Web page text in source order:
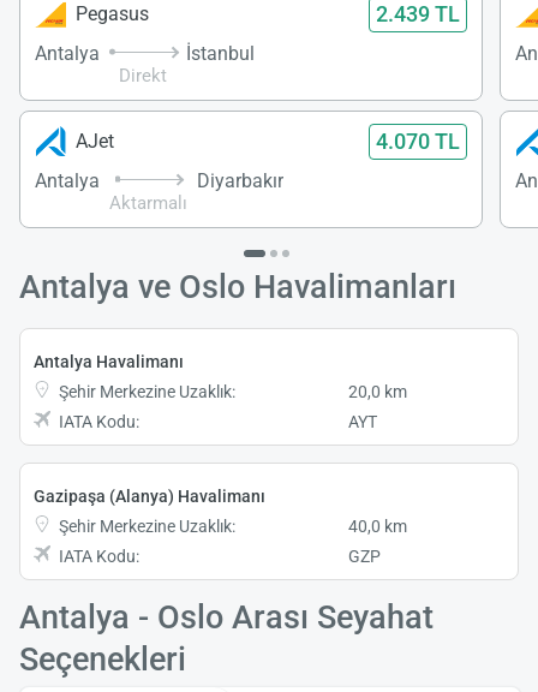
Pegasus 2.439 TL
Antalya
Direkt
İstanbul
AJet 4.070 TL
Antalya
Aktarmalı
Diyarbakır
Antalya ve Oslo Havalimanları
Antalya Havalimanı
Şehir Merkezine Uzaklık:
20,0 km
IATA Kodu:
AYT
Gazipaşa (Alanya) Havalimanı
Şehir Merkezine Uzaklık:
40,0 km
IATA Kodu:
GZP
Antalya - Oslo Arası Seyahat
Seçenekleri